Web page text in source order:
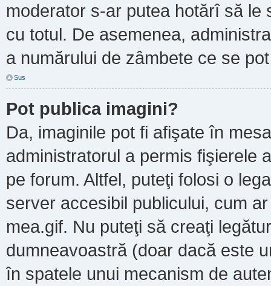
moderator s-ar putea hotărî să
cu totul. De asemenea,
a numărului de zâmbete ce se
Sus
Pot publica imagini?
Da, imaginile pot fi afişate în
administratorul a permis fişierele
pe forum. Altfel, puteţi folosi o
server accesibil publicului, cum
mea.gif. Nu puteţi să creaţi
dumneavoastră (doar dacă este
în spatele unui mecanism de